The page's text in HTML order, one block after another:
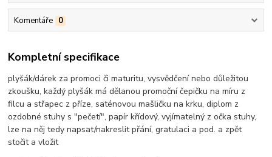
Komentáře 0
Kompletní specifikace
plyšák/dárek za promoci či maturitu, vysvědčení nebo důležitou
zkoušku, každý plyšák má dělanou promoční čepičku na míru z
filcu a střapec z příze, saténovou mašličku na krku, diplom z
ozdobné stuhy s "pečetí", papír křídový, vyjímatelný z očka stuhy,
lze na něj tedy napsat/nakreslit přání, gratulaci a pod. a zpět
stočit a vložit